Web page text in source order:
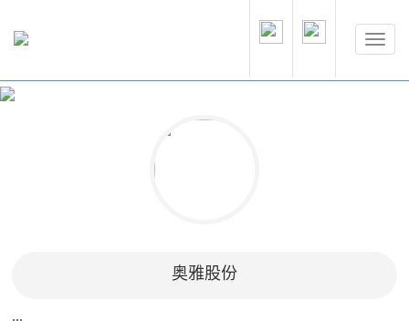
奥雅股份
...